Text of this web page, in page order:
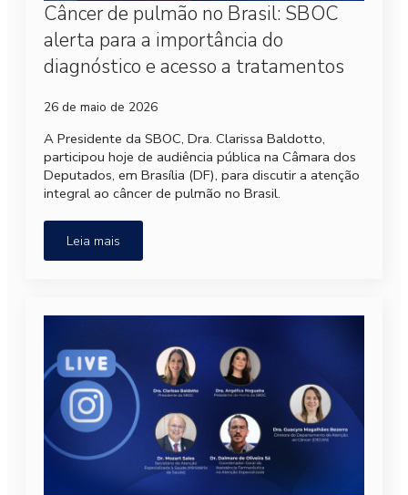
Câncer de pulmão no Brasil: SBOC
alerta para a importância do
diagnóstico e acesso a tratamentos
26 de maio de 2026
A Presidente da SBOC, Dra. Clarissa Baldotto,
participou hoje de audiência pública na Câmara dos
Deputados, em Brasília (DF), para discutir a atenção
integral ao câncer de pulmão no Brasil.
Leia mais